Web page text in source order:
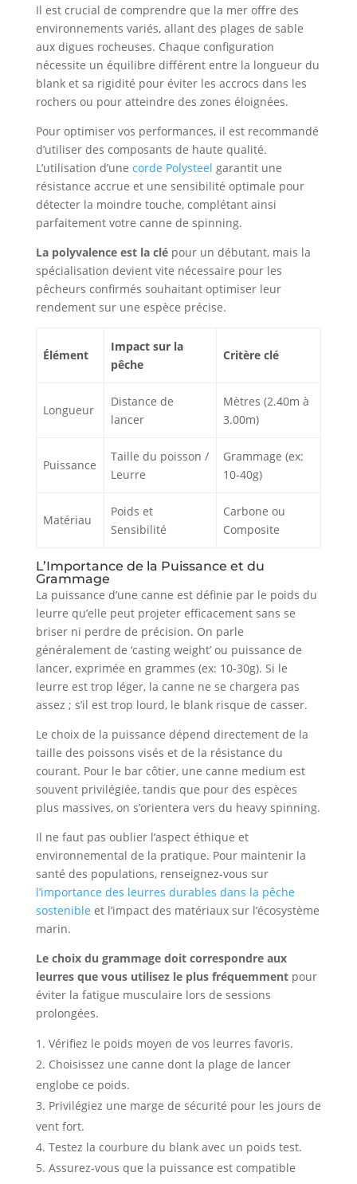
Il est crucial de comprendre que la mer offre des
environnements variés, allant des plages de sable
aux digues rocheuses. Chaque configuration
nécessite un équilibre différent entre la longueur du
blank et sa rigidité pour éviter les accrocs dans les
rochers ou pour atteindre des zones éloignées.
Pour optimiser vos performances, il est recommandé
d’utiliser des composants de haute qualité.
L’utilisation d’une corde Polysteel garantit une
résistance accrue et une sensibilité optimale pour
détecter la moindre touche, complétant ainsi
parfaitement votre canne de spinning.
La polyvalence est la clépour un débutant, mais la
spécialisation devient vite nécessaire pour les
pêcheurs confirmés souhaitant optimiser leur
rendement sur une espèce précise.
Élément
Impact sur la
pêche
Critère clé
Longueur
Distance de
lancer
Mètres (2.40m à
3.00m)
Puissance
Taille du poisson /
Leurre
Grammage (ex:
10-40g)
Matériau
Poids et
Sensibilité
Carbone ou
Composite
L’Importance de la Puissance et du
Grammage
La puissance d’une canne est définie par le poids du
leurre qu’elle peut projeter efficacement sans se
briser ni perdre de précision. On parle
généralement de ‘casting weight’ ou puissance de
lancer, exprimée en grammes (ex: 10-30g). Si le
leurre est trop léger, la canne ne se chargera pas
assez ; s’il est trop lourd, le blank risque de casser.
Le choix de la puissance dépend directement de la
taille des poissons visés et de la résistance du
courant. Pour le bar côtier, une canne medium est
souvent privilégiée, tandis que pour des espèces
plus massives, on s’orientera vers du heavy spinning.
Il ne faut pas oublier l’aspect éthique et
environnemental de la pratique. Pour maintenir la
santé des populations, renseignez-vous sur
l’importance des leurres durables dans la pêche
sostenible et l’impact des matériaux sur l’écosystème
marin.
Le choix du grammage doit correspondre aux
leurres que vous utilisez le plus fréquemmentpour
éviter la fatigue musculaire lors de sessions
prolongées.
Vérifiez le poids moyen de vos leurres favoris.
Choisissez une canne dont la plage de lancer
englobe ce poids.
Privilégiez une marge de sécurité pour les jours de
vent fort.
Testez la courbure du blank avec un poids test.
Assurez-vous que la puissance est compatible